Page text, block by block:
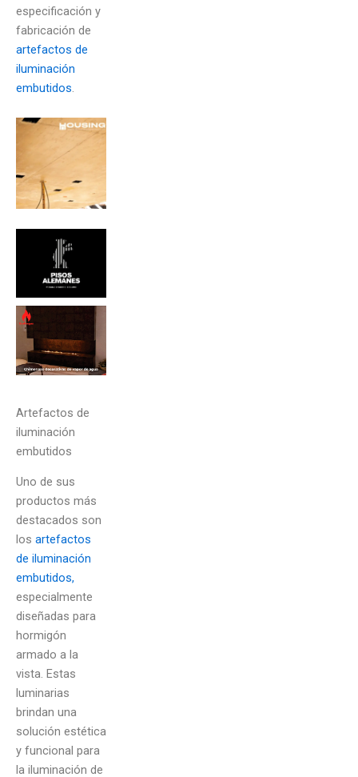
especificación y
fabricación de
artefactos de
iluminación
embutidos.
Artefactos de
iluminación
embutidos
Uno de sus
productos más
destacados son
los artefactos
de iluminación
embutidos,
especialmente
diseñadas para
hormigón
armado a la
vista. Estas
luminarias
brindan una
solución estética
y funcional para
la iluminación de